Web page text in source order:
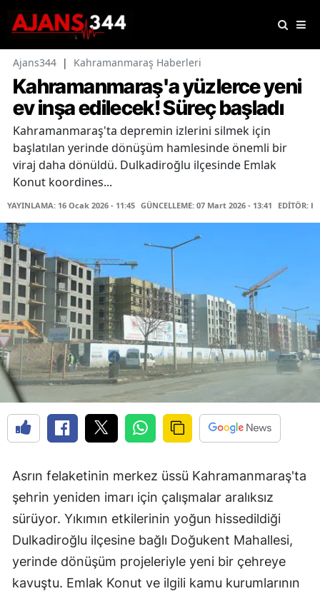
Ajans344 | Kahramanmaraş Haberleri
Kahramanmaraş'a yüzlerce yeni
ev inşa edilecek! Süreç başladı
Kahramanmaraş'ta depremin izlerini silmek için
başlatılan yerinde dönüşüm hamlesinde önemli bir
viraj daha dönüldü. Dulkadiroğlu ilçesinde Emlak
Konut koordines...
YAYINLAMA: 16 Ocak 2026 - 11:45 GÜNCELLEME: 07 Mart 2026 - 13:41 EDİTÖR:
Asrın felaketinin merkez üssü Kahramanmaraş'ta
şehrin yeniden imarı için çalışmalar aralıksız
sürüyor. Yıkımın etkilerinin yoğun hissedildiği
Dulkadiroğlu ilçesine bağlı Doğukent Mahallesi,
yerinde dönüşüm projeleriyle yeni bir çehreye
kavuştu. Emlak Konut ve ilgili kamu kurumlarının